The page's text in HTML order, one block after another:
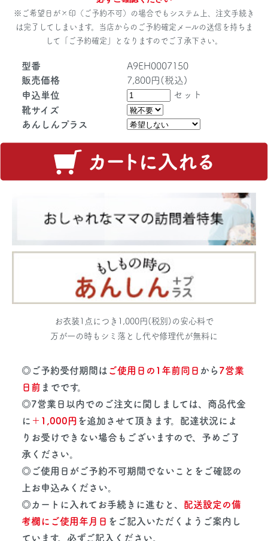
※ご希望日が×印（ご予約不可）の場合でもシステム上、注文手続き
は完了してしまいます。当店からのご予約確定メールの送信を持ちま
して「ご予約確定」となりますのでご了承下さい。
型番
A9EH0007150
販売価格
7,800円(税込)
申込単位
セット
靴サイズ
あんしんプラス
お衣装1点につき1,000円(税別)の安心料で
万が一の時もシミ落とし代や修理代が無料に
◎ご予約受付期間は ご使用日の1年前同日 から7営業
日前 までです。
◎7営業日以内でのご注文に関しましては、商品代金
に ＋1,000円 を追加させて頂きます。配達状況によ
りお受けできない場合もございますので、予めご了
承ください。
◎ご使用日がご予約不可期間でないことをご確認の
上お申込みください。
◎カートに入れてお手続きに進むと、 配送設定の備
考欄にご使用年月日 をご記入いただくようご案内し
ています。必ずご記入ください。